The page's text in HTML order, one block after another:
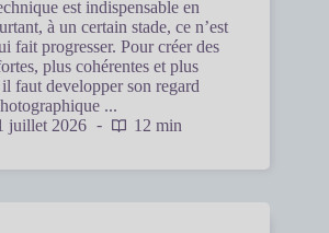
est indispensable en
à un certain stade, ce n’est
fait progresser. Pour créer des
plus cohérentes et plus
faut developper son regard
...
juillet 2026
12 min